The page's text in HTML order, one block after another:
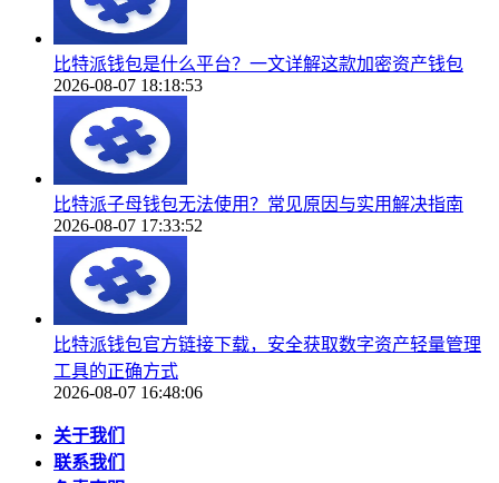
比特派钱包是什么平台？一文详解这款加密资产钱包
2026-08-07 18:18:53
比特派子母钱包无法使用？常见原因与实用解决指南
2026-08-07 17:33:52
比特派钱包官方链接下载，安全获取数字资产轻量管理
工具的正确方式
2026-08-07 16:48:06
关于我们
联系我们